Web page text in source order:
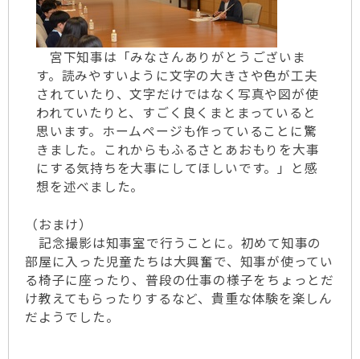
宮下知事は「みなさんありがとうございま
す。読みやすいように文字の大きさや色が工夫
されていたり、文字だけではなく写真や図が使
われていたりと、すごく良くまとまっていると
思います。ホームページも作っていることに驚
きました。これからもふるさとあおもりを大事
にする気持ちを大事にしてほしいです。」と感
想を述べました。
（おまけ）
記念撮影は知事室で行うことに。初めて知事の
部屋に入った児童たちは大興奮で、知事が使ってい
る椅子に座ったり、普段の仕事の様子をちょっとだ
け教えてもらったりするなど、貴重な体験を楽しん
だようでした。